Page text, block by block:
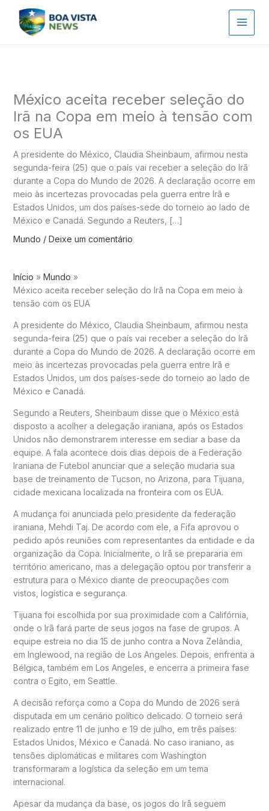
México aceita receber seleção do
Irã na Copa em meio à tensão com
os EUA
A presidente do México, Claudia Sheinbaum, afirmou nesta
segunda-feira (25) que o país vai receber a seleção do Irã
durante a Copa do Mundo de 2026. A declaração ocorre em
meio às incertezas provocadas pela guerra entre Irã e
Estados Unidos, um dos países-sede do torneio ao lado de
México e Canadá. Segundo a Reuters, […]
Mundo / Deixe um comentário
Início
Mundo
México aceita receber seleção do Irã na Copa em meio à
tensão com os EUA
A presidente do México, Claudia Sheinbaum, afirmou nesta
segunda-feira (25) que o país vai receber a seleção do Irã
durante a Copa do Mundo de 2026. A declaração ocorre em
meio às incertezas provocadas pela guerra entre Irã e
Estados Unidos, um dos países-sede do torneio ao lado de
México e Canadá.
Segundo a Reuters, Sheinbaum disse que o México está
disposto a acolher a delegação iraniana, após os Estados
Unidos não demonstrarem interesse em sediar a base da
equipe. A fala acontece dois dias depois de a Federação
Iraniana de Futebol anunciar que a seleção mudaria sua
base de treinamento de Tucson, no Arizona, para Tijuana,
cidade mexicana localizada na fronteira com os EUA.
A mudança foi anunciada pelo presidente da federação
iraniana, Mehdi Taj. De acordo com ele, a Fifa aprovou o
pedido após reuniões com representantes da entidade e da
organização da Copa. Inicialmente, o Irã se prepararia em
território americano, mas a delegação optou por transferir a
estrutura para o México diante de preocupações com
vistos, logística e segurança.
Tijuana foi escolhida por sua proximidade com a Califórnia,
onde o Irã fará parte de seus jogos na fase de grupos. A
equipe estreia no dia 15 de junho contra a Nova Zelândia,
em Inglewood, na região de Los Angeles. Depois, enfrenta a
Bélgica, também em Los Angeles, e encerra a primeira fase
contra o Egito, em Seattle.
A decisão reforça como a Copa do Mundo de 2026 será
disputada em um cenário político delicado. O torneio será
realizado entre 11 de junho e 19 de julho, em três países:
Estados Unidos, México e Canadá. No caso iraniano, as
tensões diplomáticas e militares com Washington
transformaram a logística da seleção em um tema
internacional.
Apesar da mudança da base, os jogos do Irã seguem